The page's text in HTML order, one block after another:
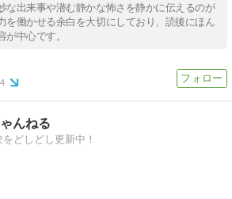
な出来事や潜む静かな怖さを静かに伝えるのが
を働かせる余白を大切にしており、読後にほん
中心です。
んねる
どしどし更新中！